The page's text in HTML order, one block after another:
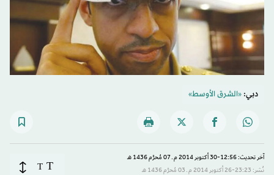
دبي:«الشرق الأوسط»
آخر تحديث: 12:56-30 أكتوبر 2014 م ـ 07 مُحرَّم 1436 هـ
نُشر: 23:23-26 أكتوبر 2014 م ـ 03 مُحرَّم 1436 هـ
T
T